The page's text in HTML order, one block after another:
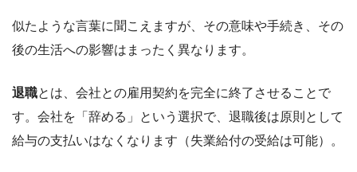
似たような言葉に聞こえますが、その意味や手続き、その
後の生活への影響はまったく異なります。
退職とは、会社との雇用契約を完全に終了させることで
す。会社を「辞める」という選択で、退職後は原則として
給与の支払いはなくなります（失業給付の受給は可能）。